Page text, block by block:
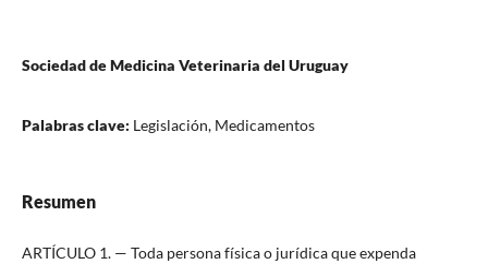
Sociedad de Medicina Veterinaria del Uruguay
Palabras clave: Legislación, Medicamentos
Resumen
ARTÍCULO 1. — Toda persona física o jurídica que expenda